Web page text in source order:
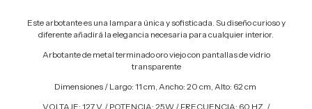
Este arbotante es una lampara única y sofisticada. Su diseño curioso y
diferente añadirá la elegancia necesaria para cualquier interior.
Arbotante de metal terminado oro viejo con pantallas de vidrio
transparente
Dimensiones / Largo: 11 cm, Ancho: 20 cm, Alto: 62 cm
VOLTAJE: 127 V. / POTENCIA: 25W/ FRECUENCIA: 60 HZ. /